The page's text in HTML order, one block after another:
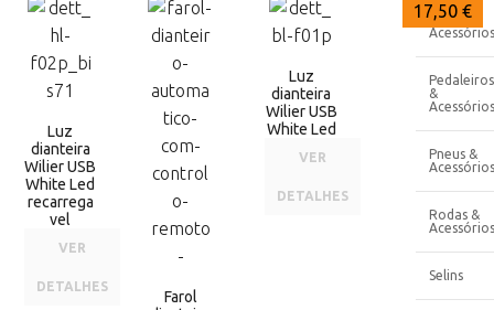
26,30 €
Luz
dianteira
Wilier USB
White Led
recarrega
vel
VER
DETALHES
25,85 €
Farol
17,50 €
Luz
dianteira
Wilier USB
White Led
VER
DETALHES
Pedais &
Acessórios
Pedaleiros
&
Acessórios
Pneus &
Acessórios
Rodas &
Acessórios
Selins